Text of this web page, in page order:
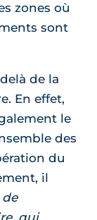
zones où
sont
de la
En effet,
le
des
du
il